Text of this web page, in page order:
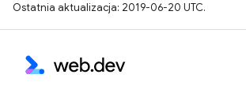
Ostatnia aktualizacja: 2019-06-20 UTC.